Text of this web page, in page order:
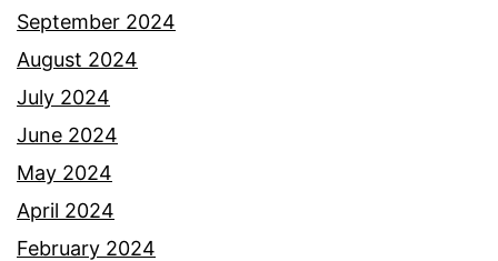
September 2024
August 2024
July 2024
June 2024
May 2024
April 2024
February 2024